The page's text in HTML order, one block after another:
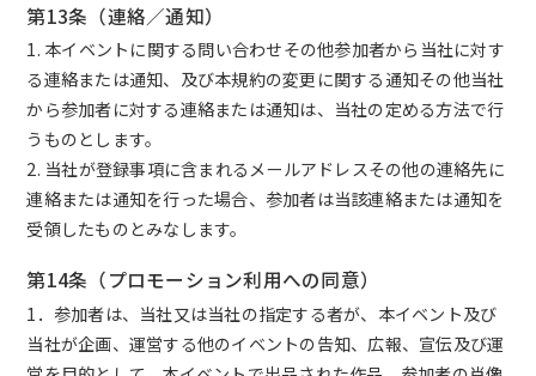
第13条（連絡／通知）
1. 本イベントに関する問い合わせその他参加者から当社に対す
る連絡または通知、及び本規約の変更に関する通知その他当社
から参加者に対する連絡または通知は、当社の定める方法で行
うものとします。
2. 当社が登録事項に含まれるメールアドレスその他の連絡先に
連絡または通知を行った場合、参加者は当該連絡または通知を
受領したものとみなします。
第14条（プロモーション利用への同意）
1．参加者は、当社又は当社の指定する者が、本イベント及び
当社が企画、運営する他のイベントの告知、広報、宣伝及び運